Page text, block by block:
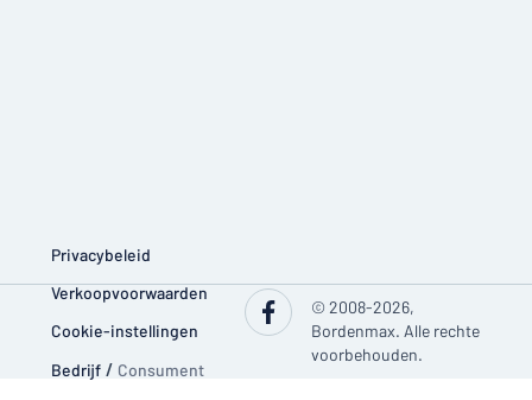
Privacybeleid
Verkoopvoorwaarden
Cookie-instellingen
Bedrijf / Consument
© 2008-2026,
Bordenmax. Alle rechte
voorbehouden.